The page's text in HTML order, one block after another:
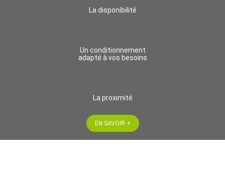
La disponibilité
Un conditionnement
adapté à vos besoins
La proximité
EN SAVOIR +